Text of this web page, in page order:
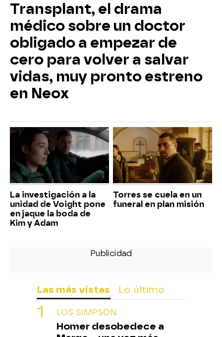
Transplant, el drama
médico sobre un doctor
obligado a empezar de
cero para volver a salvar
vidas, muy pronto estreno
en Neox
La investigación a la
unidad de Voight pone
en jaque la boda de
Kim y Adam
Torres se cuela en un
funeral en plan misión
Las más vistas Lo último
LOS SIMPSON
Homer desobedece a